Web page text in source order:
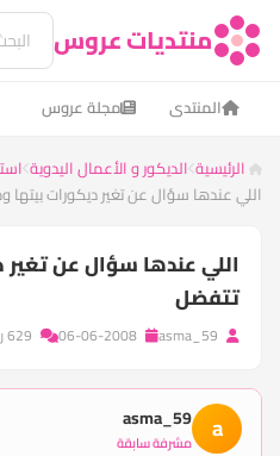
منتديات عروس
المنتدى مجلة عروس
الرئيسية الديكور و الأعمال اليدوية
اللي عندها سؤال عن تغير ديكورات بيتها
اللي عندها سؤال عن تغير
تتفضل
a
asma_59
مشرفة سابقة